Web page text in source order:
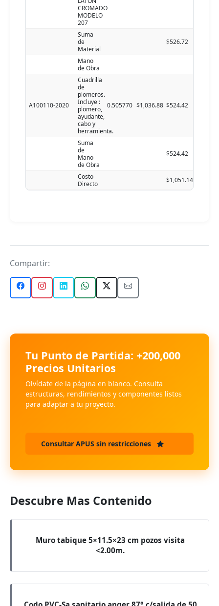
CROMADO
MODELO
207
Suma
de
Material
$526.72
Mano
de Obra
A100110-2020
Cuadrilla
de
plomeros.
Incluye :
plomero,
ayudante,
cabo y
herramienta.
0.505770 $1,036.88 $524.42
Suma
de
Mano
de Obra
$524.42
Costo
Directo
$1,051.14
Compartir:
Tu Punto de Partida: +200,000
Precios Unitarios
Olvídate de la página en blanco. Consulta
estructuras, rendimientos y componentes listos
para adaptar a tu proyecto.
Consultar APUS sin restricciones
Descubre Mas Contenido
Muro tabique 5×11.5×23 cm pozos visita
<2.00m.